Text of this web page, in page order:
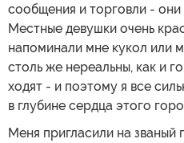
сообщения и торговли - они
Местные девушки очень
напоминали мне кукол или
столь же нереальны, как и
ходят - и поэтому я все
в глубине сердца этого
Меня пригласили на званый